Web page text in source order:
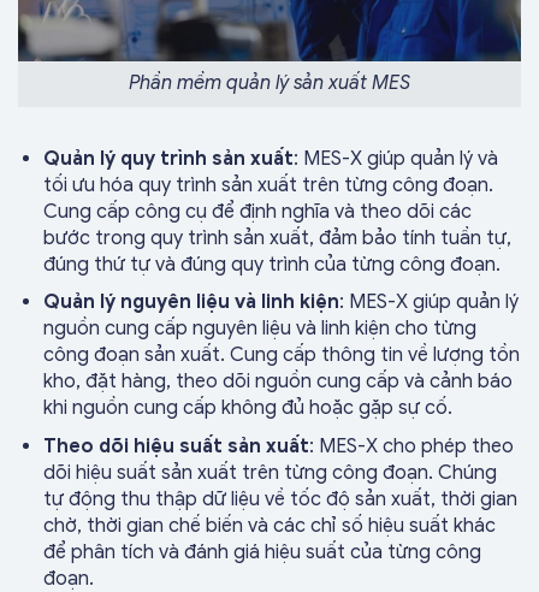
Phần mềm quản lý sản xuất MES
Quản lý quy trình sản xuất: MES-X giúp quản lý và
tối ưu hóa quy trình sản xuất trên từng công đoạn.
Cung cấp công cụ để định nghĩa và theo dõi các
bước trong quy trình sản xuất, đảm bảo tính tuần tự,
đúng thứ tự và đúng quy trình của từng công đoạn.
Quản lý nguyên liệu và linh kiện: MES-X giúp quản lý
nguồn cung cấp nguyên liệu và linh kiện cho từng
công đoạn sản xuất. Cung cấp thông tin về lượng tồn
kho, đặt hàng, theo dõi nguồn cung cấp và cảnh báo
khi nguồn cung cấp không đủ hoặc gặp sự cố.
Theo dõi hiệu suất sản xuất: MES-X cho phép theo
dõi hiệu suất sản xuất trên từng công đoạn. Chúng
tự động thu thập dữ liệu về tốc độ sản xuất, thời gian
chờ, thời gian chế biến và các chỉ số hiệu suất khác
để phân tích và đánh giá hiệu suất của từng công
đoạn.